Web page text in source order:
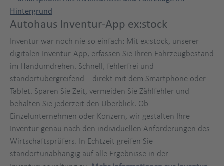
Autohaus Inventur-App ex:stock
Inventur war noch nie so einfach: Mit ex:stock, unserer
digitalen Inventur-App, erfassen Sie Ihren Fahrzeugbestand
im Handumdrehen. Schnell, fehlerfrei und
standortübergreifend – direkt mit dem Smartphone oder
Tablet. Sparen Sie Zeit, vermeiden Sie Zählfehler und
behalten Sie jederzeit den Überblick. Ob
Einzelunternehmen oder Konzern, wir gestalten Ihre
Inventur genau nach den individuellen Anforderungen des
Wirtschaftsprüfers. In Echtzeit greifen Sie
standortunabhängig auf alle Ergebnisse in der